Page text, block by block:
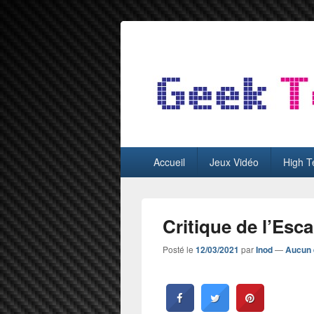
GeekTest
principalAccueil Jeux Vidéo High
Critique de
Posté le 12/03/2021 parInod—Aucun